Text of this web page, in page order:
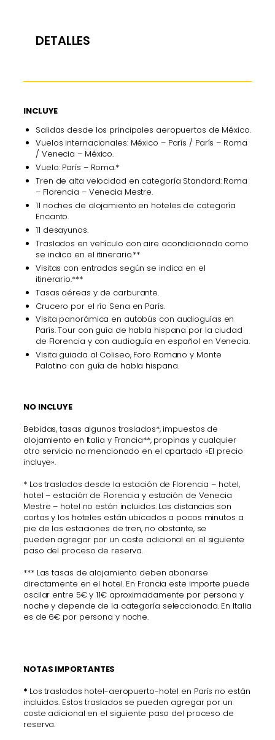
DETALLES
INCLUYE
Salidas desde los principales aeropuertos de México.
Vuelos internacionales: México – París / París – Roma
/ Venecia – México.
Vuelo: París – Roma.*
Tren de alta velocidad en categoría Standard: Roma
– Florencia – Venecia Mestre.
11 noches de alojamiento en hoteles de categoría
Encanto.
11 desayunos.
Traslados en vehículo con aire acondicionado como
se indica en el itinerario.**
Visitas con entradas según se indica en el
itinerario.***
Tasas aéreas y de carburante.
Crucero por el río Sena en París.
Visita panorámica en autobús con audioguías en
París. Tour con guía de habla hispana por la ciudad
de Florencia y con audioguía en español en Venecia.
Visita guiada al Coliseo, Foro Romano y Monte
Palatino con guía de habla hispana.
NO INCLUYE
Bebidas, tasas algunos traslados*, impuestos de
alojamiento en Italia y Francia**, propinas y cualquier
otro servicio no mencionado en el apartado «El precio
incluye».
* Los traslados desde la estación de Florencia – hotel,
hotel – estación de Florencia y estación de Venecia
Mestre – hotel no están incluidos. Las distancias son
cortas y los hoteles están ubicados a pocos minutos a
pie de las estaciones de tren, no obstante, se
pueden agregar por un coste adicional en el siguiente
paso del proceso de reserva.
*** Las tasas de alojamiento deben abonarse
directamente en el hotel. En Francia este importe puede
oscilar entre 5€ y 11€ aproximadamente por persona y
noche y depende de la categoría seleccionada. En Italia
es de 6€ por persona y noche.
NOTAS IMPORTANTES
* Los traslados hotel-aeropuerto-hotel en París no están
incluidos. Estos traslados se pueden agregar por un
coste adicional en el siguiente paso del proceso de
reserva.